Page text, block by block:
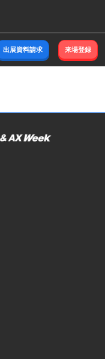
出展資料請求 来場登録